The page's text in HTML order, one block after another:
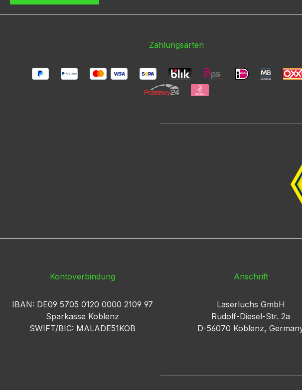
Zahlungsarten
Kontoverbindung
IBAN: DE09 5705 0120 0000 2109 97
Sparkasse Koblenz
SWIFT/BIC: MALADE51KOB
Anschrift
Laserluchs GmbH
Rudolf-Diesel-Str. 2a
D-56070 Koblenz,